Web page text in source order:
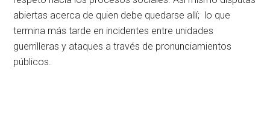
abiertas acerca de quien debe quedarse allí; lo que
termina más tarde en incidentes entre unidades
guerrilleras y ataques a través de pronunciamientos
públicos.